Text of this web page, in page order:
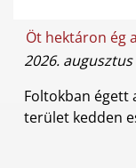
Öt hektáron ég
2026. augusztus
Foltokban égett
terület kedden